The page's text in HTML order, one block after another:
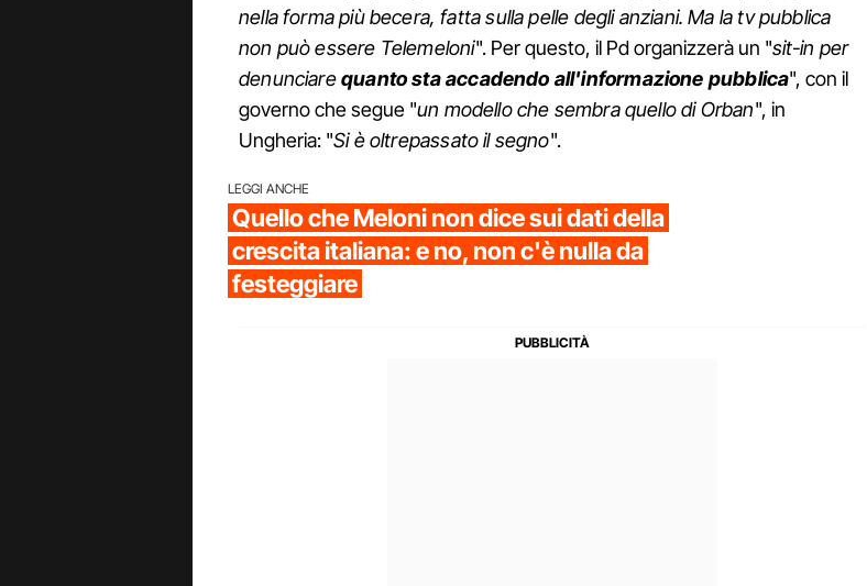
nella forma più becera, fatta sulla pelle degli anziani. Ma la tv pubblica
non può essere Telemeloni". Per questo, il Pd organizzerà un "sit-in per
denunciarequanto sta accadendo all'informazione pubblica", con il
governo che segue "un modello che sembra quello di Orban", in
Ungheria: "Si è oltrepassato il segno".
LEGGI ANCHE
Quello che Meloni non dice sui dati della
crescita italiana: e no, non c'è nulla da
festeggiare